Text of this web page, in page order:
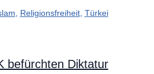
Religionsfreiheit, Türkei
befürchten Diktatur